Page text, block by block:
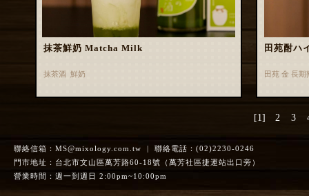
抹茶鮮奶 Matcha Milk
抹茶酒 鮮奶
田苑酎ハ
田苑 金 長
[1] 2 3
聯絡信箱： MS@mixology.com.tw | 聯絡電話：(02)2230-0246
門市地址：台北市文山區萬芳路60-18號（萬芳社區捷運站出口旁）
營業時間：週一到週日 2:00pm~10:00pm